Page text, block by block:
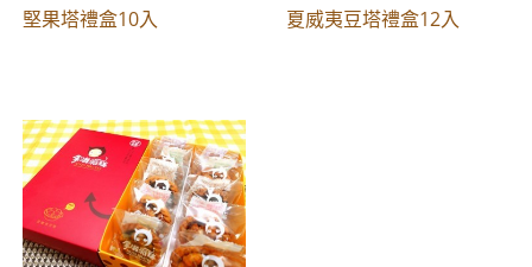
堅果塔禮盒10入 夏威夷豆塔禮盒12入